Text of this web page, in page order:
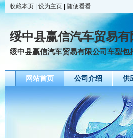
收藏本页 设为主页 随便看看
绥中县赢信汽车贸易有
绥中县赢信汽车贸易有限公司车型包
网站首页 公司介绍 供